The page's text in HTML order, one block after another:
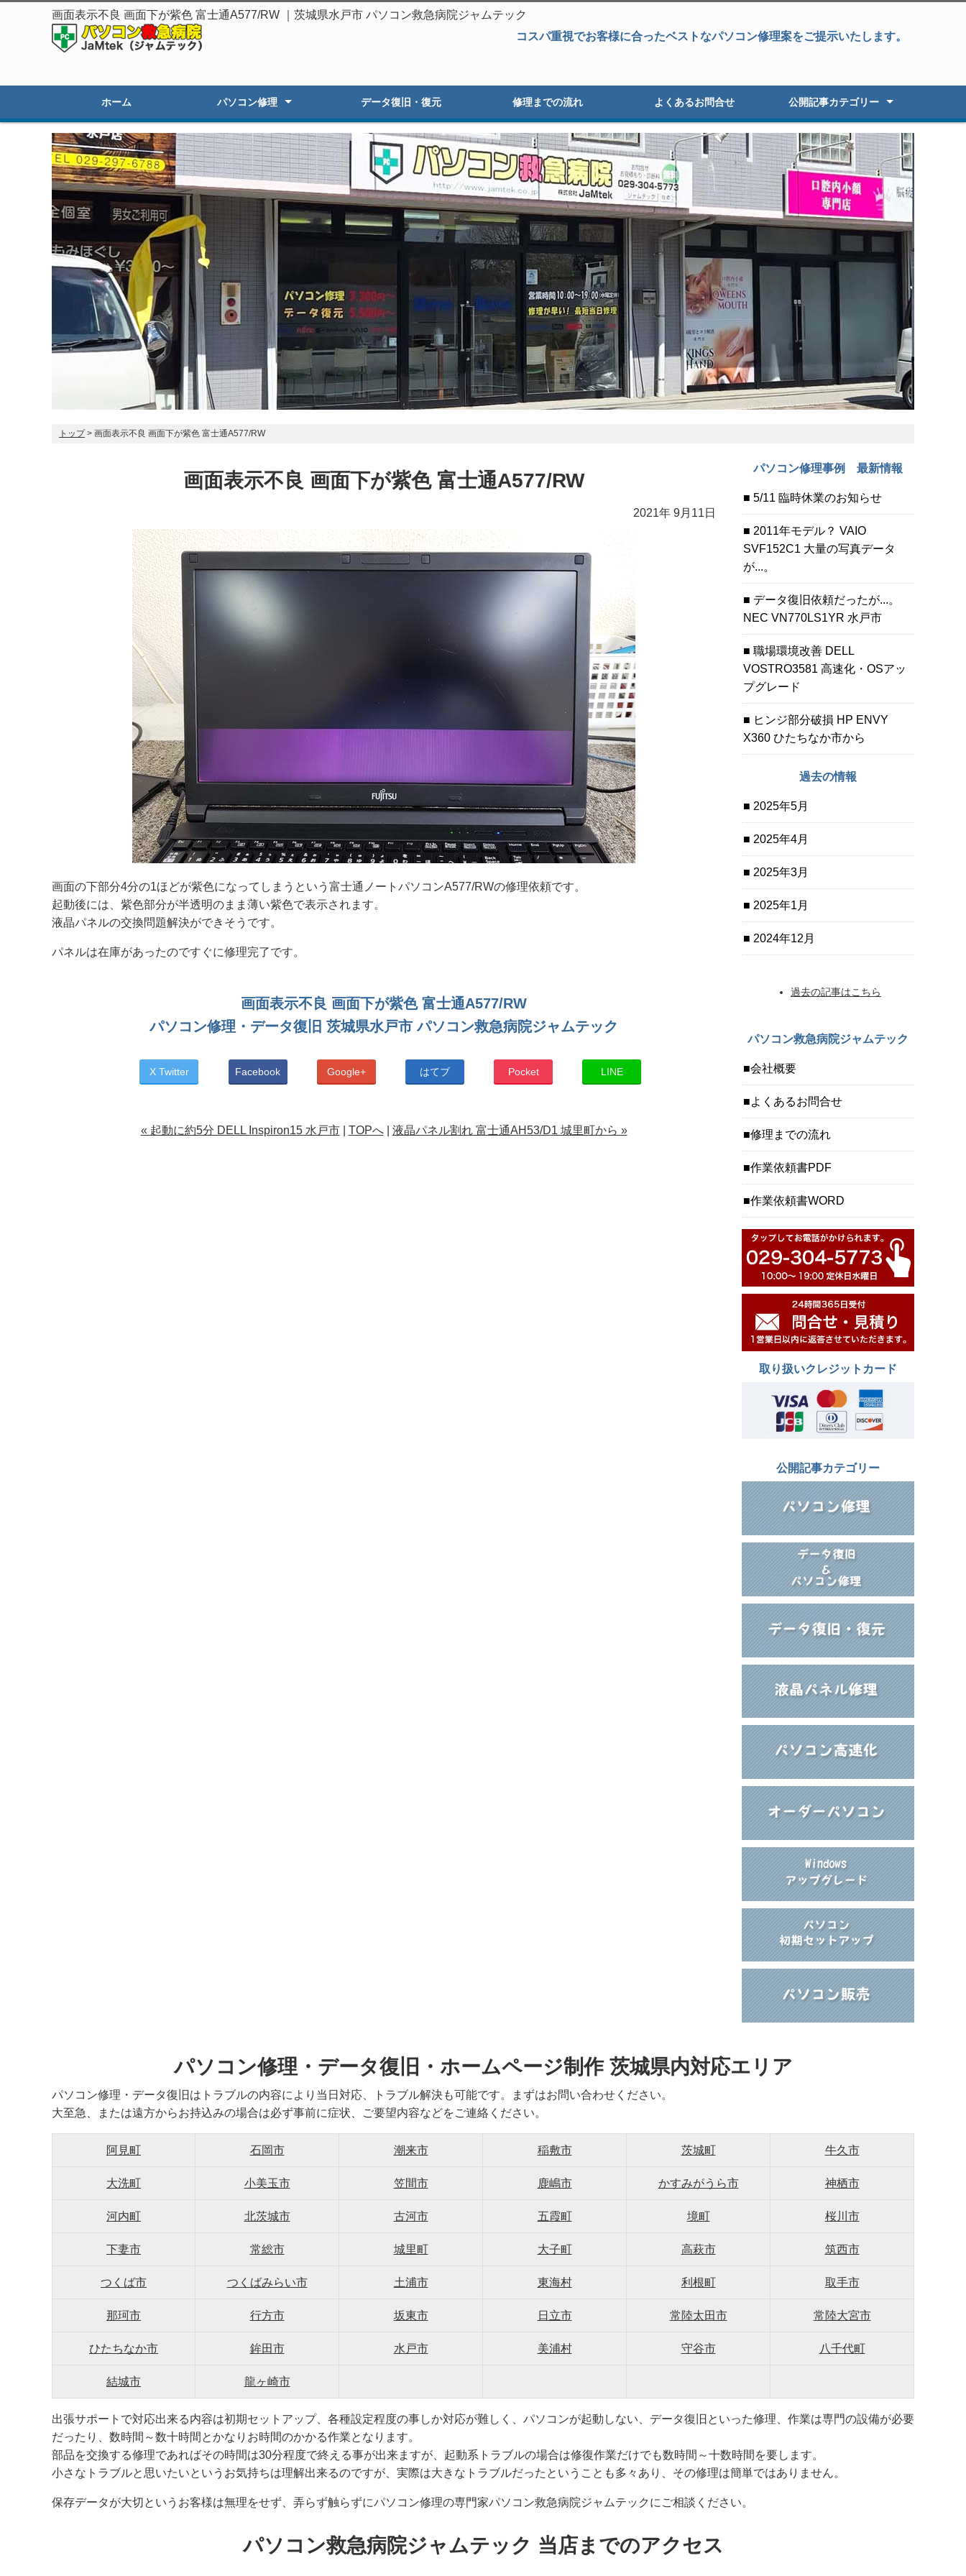
画面表示不良 画面下が紫色 富士通A577/RW ｜茨城県水戸市 パソコン救急病院ジャムテック
コスパ重視でお客様に合ったベストなパソコン修理案をご提示いたします。
ホーム パソコン修理
起動しないPC修理
遅いPCの高速化
初期セットアップ
画面割れ・表示不良
OSアップグレード
オーダーPC製作・販売
その他のトラブル
データ復旧・復元 修理までの流れ よくあるお問合せ 公開記事カテゴリー
パソコン修理
データ復旧&パソコン修理
データ復旧・復元
液晶パネル修理
パソコン高速化
オーダーパソコン
Windowsアップグレード
パソコン初期セットアップ
パソコン販売
トップ> 画面表示不良 画面下が紫色 富士通A577/RW
画面表示不良 画面下が紫色 富士通A577/RW
2021年 9月11日
画面の下部分4分の1ほどが紫色になってしまうという富士通ノートパソコンA577/RWの修理依頼です。
起動後には、紫色部分が半透明のまま薄い紫色で表示されます。
液晶パネルの交換問題解決ができそうです。
パネルは在庫があったのですぐに修理完了です。
画面表示不良 画面下が紫色 富士通A577/RW
パソコン修理・データ復旧 茨城県水戸市 パソコン救急病院ジャムテック
X Twitter Facebook Google+ はてブ Pocket LINE
« 起動に約5分 DELL Inspiron15 水戸市| TOPへ| 液晶パネル割れ 富士通AH53/D1 城里町から »
パソコン修理事例 最新情報
5/11 臨時休業のお知らせ
2011年モデル？ VAIO
SVF152C1 大量の写真データ
が...。
データ復旧依頼だったが...。
NEC VN770LS1YR 水戸市
職場環境改善 DELL
VOSTRO3581 高速化・OSアッ
プグレード
ヒンジ部分破損 HP ENVY
X360 ひたちなか市から
過去の情報
2025年5月
2025年4月
2025年3月
2025年1月
2024年12月
過去の記事はこちら
パソコン救急病院ジャムテック
会社概要
よくあるお問合せ
修理までの流れ
作業依頼書PDF
作業依頼書WORD
取り扱いクレジットカード
公開記事カテゴリー
パソコン修理・データ復旧・ホームページ制作 茨城県内対応エリア
パソコン修理・データ復旧はトラブルの内容により当日対応、トラブル解決も可能です。まずはお問い合わせください。
大至急、または遠方からお持込みの場合は必ず事前に症状、ご要望内容などをご連絡ください。
阿見町 石岡市 潮来市 稲敷市 茨城町 牛久市
大洗町 小美玉市 笠間市 鹿嶋市 かすみがうら市 神栖市
河内町 北茨城市 古河市 五霞町 境町 桜川市
下妻市 常総市 城里町 大子町 高萩市 筑西市
つくば市 つくばみらい市 土浦市 東海村 利根町 取手市
那珂市 行方市 坂東市 日立市 常陸太田市 常陸大宮市
ひたちなか市 鉾田市 水戸市 美浦村 守谷市 八千代町
結城市 龍ヶ崎市
出張サポートで対応出来る内容は初期セットアップ、各種設定程度の事しか対応が難しく、パソコンが起動しない、データ復旧といった修理、作業は専門の設備が必要
だったり、数時間～数十時間とかなりお時間のかかる作業となります。
部品を交換する修理であればその時間は30分程度で終える事が出来ますが、起動系トラブルの場合は修復作業だけでも数時間～十数時間を要します。
小さなトラブルと思いたいというお気持ちは理解出来るのですが、実際は大きなトラブルだったということも多々あり、その修理は簡単ではありません。
保存データが大切というお客様は無理をせず、弄らず触らずにパソコン修理の専門家パソコン救急病院ジャムテックにご相談ください。
パソコン救急病院ジャムテック 当店までのアクセス